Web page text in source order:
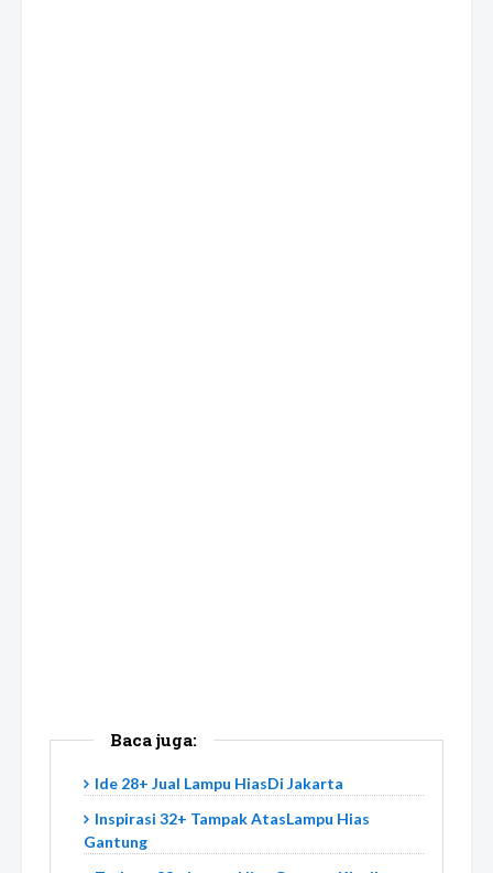
Baca juga:
Ide 28+ Jual Lampu HiasDi Jakarta
Inspirasi 32+ Tampak AtasLampu Hias
Gantung